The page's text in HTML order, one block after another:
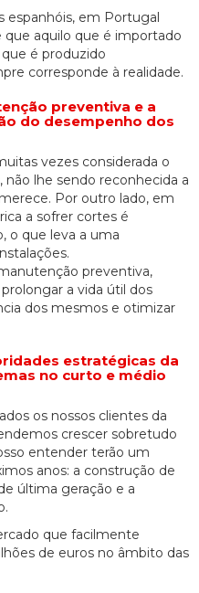
espanhóis, em Portugal
que aquilo que é importado
é produzido
corresponde à realidade.
preventiva e a
do desempenho dos
vezes considerada o
não lhe sendo reconhecida a
Por outro lado, em
a sofrer cortes é
o que leva a uma
preventiva,
a vida útil dos
dos mesmos e otimizar
estratégicas da
no curto e médio
os nossos clientes da
crescer sobretudo
entender terão um
anos: a construção de
última geração e a
que facilmente
de euros no âmbito das